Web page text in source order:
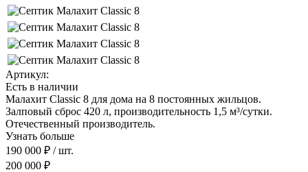
Артикул:
Есть в наличии
Малахит Classic 8 для дома на 8 постоянных жильцов.
Залповый сброс 420 л, производительность 1,5 м³/сутки.
Отечественный производитель.
Узнать больше
190 000 ₽ / шт.
200 000 ₽